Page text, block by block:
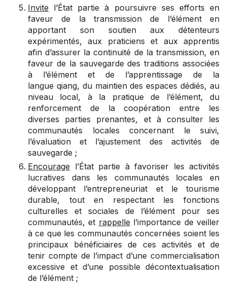
Invite l’État partie à poursuivre ses efforts en
faveur de la transmission de l’élément en
apportant son soutien aux détenteurs
expérimentés, aux praticiens et aux apprentis
afin d’assurer la continuité de la transmission, en
faveur de la sauvegarde des traditions associées
à l’élément et de l’apprentissage de la
langue qiang, du maintien des espaces dédiés, au
niveau local, à la pratique de l’élément, du
renforcement de la coopération entre les
diverses parties prenantes, et à consulter les
communautés locales concernant le suivi,
l’évaluation et l’ajustement des activités de
sauvegarde ;
Encourage l’État partie à favoriser les activités
lucratives dans les communautés locales en
développant l’entrepreneuriat et le tourisme
durable, tout en respectant les fonctions
culturelles et sociales de l’élément pour ses
communautés, et rappelle l’importance de veiller
à ce que les communautés concernées soient les
principaux bénéficiaires de ces activités et de
tenir compte de l’impact d’une commercialisation
excessive et d’une possible décontextualisation
de l’élément ;